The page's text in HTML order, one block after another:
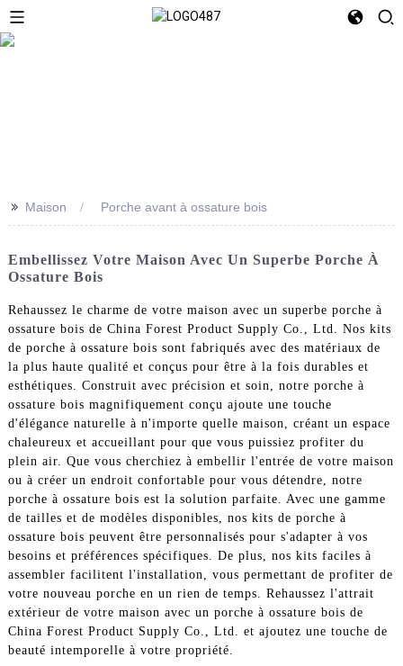
>> Maison Porche avant à ossature bois
Embellissez Votre Maison Avec Un Superbe Porche À
Ossature Bois
Rehaussez le charme de votre maison avec un superbe porche à
ossature bois de China Forest Product Supply Co., Ltd. Nos kits
de porche à ossature bois sont fabriqués avec des matériaux de
la plus haute qualité et conçus pour être à la fois durables et
esthétiques. Construit avec précision et soin, notre porche à
ossature bois magnifiquement conçu ajoute une touche
d'élégance naturelle à n'importe quelle maison, créant un espace
chaleureux et accueillant pour que vous puissiez profiter du
plein air. Que vous cherchiez à embellir l'entrée de votre maison
ou à créer un endroit confortable pour vous détendre, notre
porche à ossature bois est la solution parfaite. Avec une gamme
de tailles et de modèles disponibles, nos kits de porche à
ossature bois peuvent être personnalisés pour s'adapter à vos
besoins et préférences spécifiques. De plus, nos kits faciles à
assembler facilitent l'installation, vous permettant de profiter de
votre nouveau porche en un rien de temps. Rehaussez l'attrait
extérieur de votre maison avec un porche à ossature bois de
China Forest Product Supply Co., Ltd. et ajoutez une touche de
beauté intemporelle à votre propriété.